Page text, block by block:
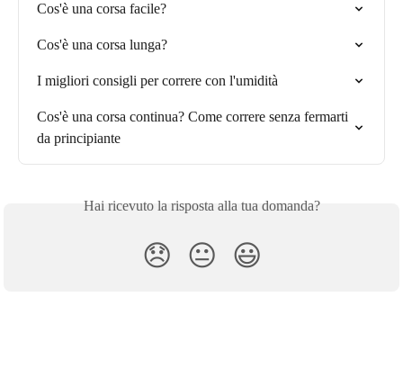
Cos'è una corsa facile?
Cos'è una corsa lunga?
I migliori consigli per correre con l'umidità
Cos'è una corsa continua? Come correre senza fermarti
da principiante
Hai ricevuto la risposta alla tua domanda?
😞 😐 😃